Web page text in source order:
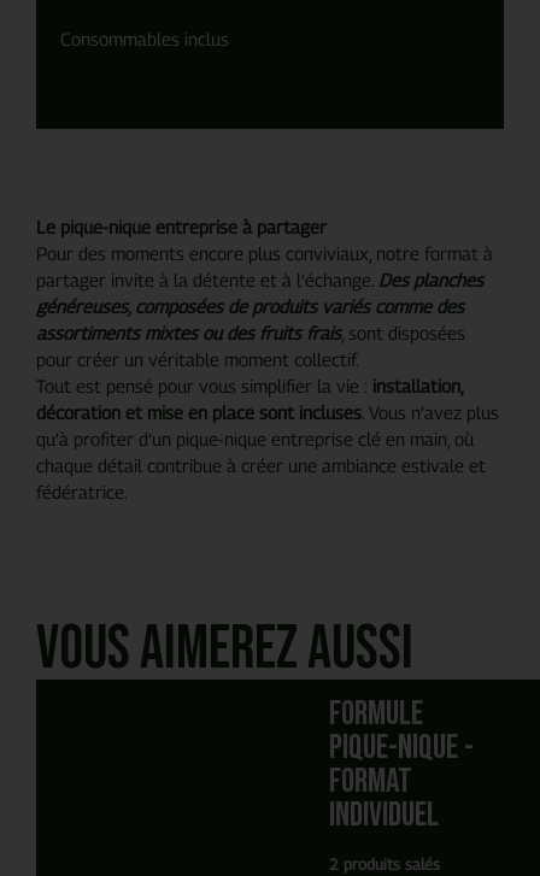
Consommables inclus
Le pique-nique entreprise à partager
Pour des moments encore plus conviviaux, notre format à
partager invite à la détente et à l’échange. Des planches
généreuses, composées de produits variés comme des
assortiments mixtes ou des fruits frais, sont disposées
pour créer un véritable moment collectif.
Tout est pensé pour vous simplifier la vie : installation,
décoration et mise en place sont incluses . Vous n’avez plus
qu’à profiter d’un pique-nique entreprise clé en main, où
chaque détail contribue à créer une ambiance estivale et
fédératrice.
Vous aimerez aussi
Formule
Pique-Nique -
Format
Individuel
2 produits salés